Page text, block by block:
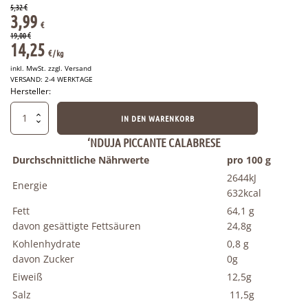
‘NDUJA PICCANTE CALABRESE
Durchschnittliche Nährwerte
pro 100 g
Energie
2644kJ
632kcal
Fett
davon gesättigte Fettsäuren
64,1 g
24,8g
Kohlenhydrate
davon Zucker
0,8 g
0g
Eiweiß
12,5g
Salz
11,5g
5,32€
Ursprünglicher
Preis
war:
5,32 €
3,99 €Aktueller
Preis
ist:
3,99 €.
19,00€
14,25 €/ kg
inkl. MwSt. zzgl. Versand
VERSAND: 2-4 WERKTAGE
Hersteller:
Nduja
Calabrese
Nduja
280g
MHD
12.01.2027
Menge
IN DEN WARENKORB